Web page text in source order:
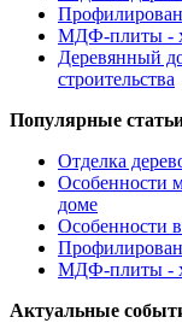
МДФ-плиты -
Деревянный
строительства
Популярные
Отделка
Особенности
доме
Особенности
МДФ-плиты -
Актуальные